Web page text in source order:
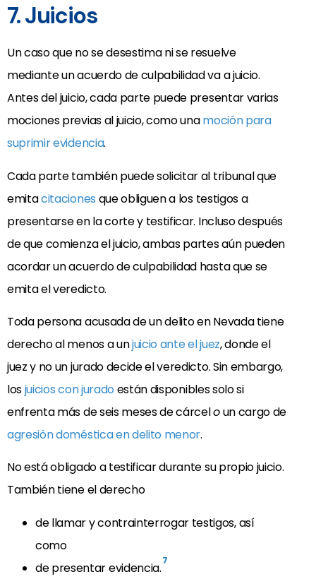
7. Juicios
Un caso que no se desestima ni se resuelve
mediante un acuerdo de culpabilidad va a juicio.
Antes del juicio, cada parte puede presentar varias
mociones previas al juicio, como unamoción para
suprimir evidencia.
Cada parte también puede solicitar al tribunal que
emitacitaciones que obliguen a los testigos a
presentarse en la corte y testificar. Incluso después
de que comienza el juicio, ambas partes aún pueden
acordar un acuerdo de culpabilidad hasta que se
emita el veredicto.
Toda persona acusada de un delito en Nevada tiene
derecho al menos a unjuicio ante el juez, donde el
juez y no un jurado decide el veredicto. Sin embargo,
losjuicios con jurado están disponibles solo si
enfrenta más de seis meses de cárceloun cargo de
agresión doméstica en delito menor.
No está obligado a testificar durante su propio juicio.
También tiene el derecho
de llamar y contrainterrogar testigos, así
como
de presentar evidencia.7